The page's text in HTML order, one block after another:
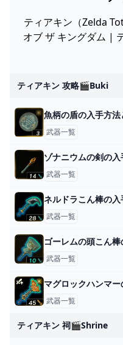
ティアキン（Zelda
オブ ザ キングダム |
ティアキン 攻略🎬buki
魚柄の盾の入手方
武器一覧
ゾナニウムの剣の
武器一覧
ネルドラこん棒の
武器一覧
ゴーレムの頭こん
武器一覧
マグロックハンマ
武器一覧
ティアキン 祠🎬shrine